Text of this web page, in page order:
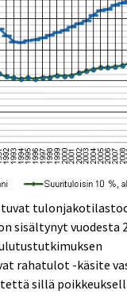
sisältynyt vuodesta
rahatulot -käsite
sillä